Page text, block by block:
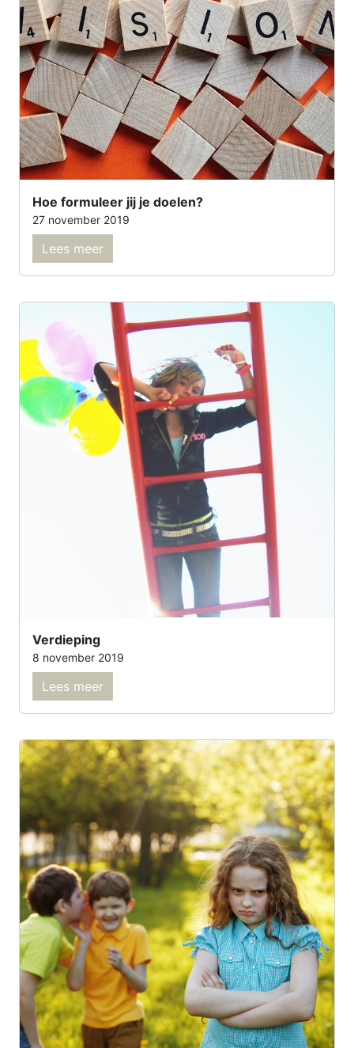
Hoe formuleer jij je doelen?
27 november 2019
Lees meer
Verdieping
8 november 2019
Lees meer